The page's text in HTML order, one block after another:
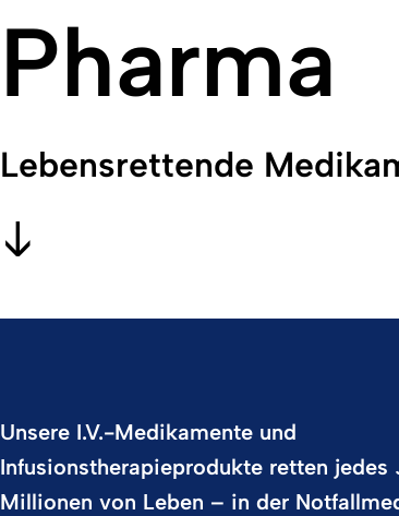
Pharma
Lebensrettende
Unsere I.V.-Medikamente und
Infusionstherapieprodukte retten jedes
Millionen von Leben – in der